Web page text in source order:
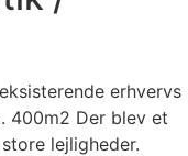
erhvervs
400m2 Der blev et
lejligheder.